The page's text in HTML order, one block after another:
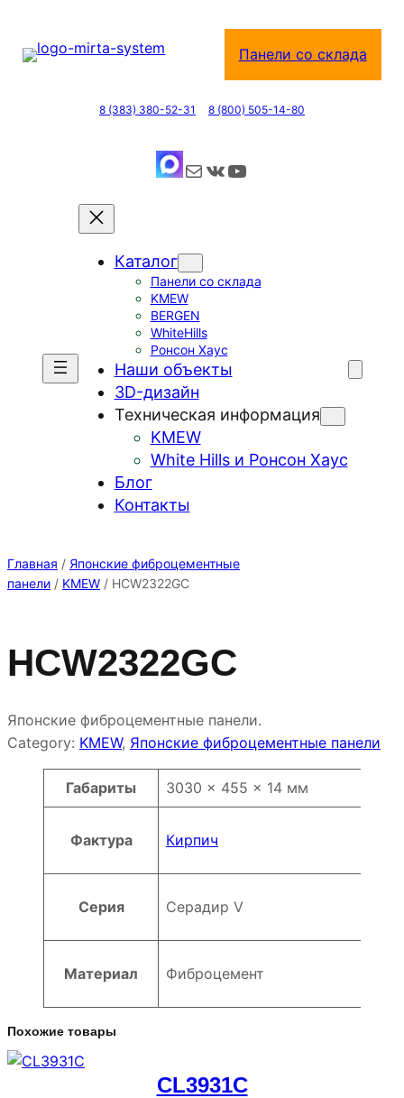
содержимому
Панели со склада
8 (383) 380-52-31 8 (800) 505-14-80
Почта ВКонтакте YouTube
Каталог
Панели со склада
KMEW
BERGEN
WhiteHills
Ронсон Хаус
Наши объекты
3D-дизайн
Техническая информация
KMEW
White Hills и Ронсон Хаус
Блог
Контакты
Главная / Японские фиброцементные
панели / KMEW / HCW2322GC
HCW2322GC
Японские фиброцементные панели.
Category: KMEW, Японские фиброцементные панели
Атрибуты Значение
Габариты 3030 × 455 × 14 мм
Фактура Кирпич
Серия Серадир V
Материал Фиброцемент
Похожие товары
CL3931C